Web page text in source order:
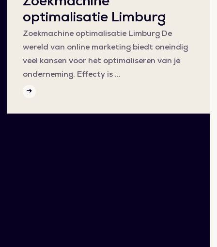
optimalisatie Limburg
Zoekmachine optimalisatie Limburg De
wereld van online marketing biedt oneindig
veel kansen voor het optimaliseren van je
onderneming. Effecty is …